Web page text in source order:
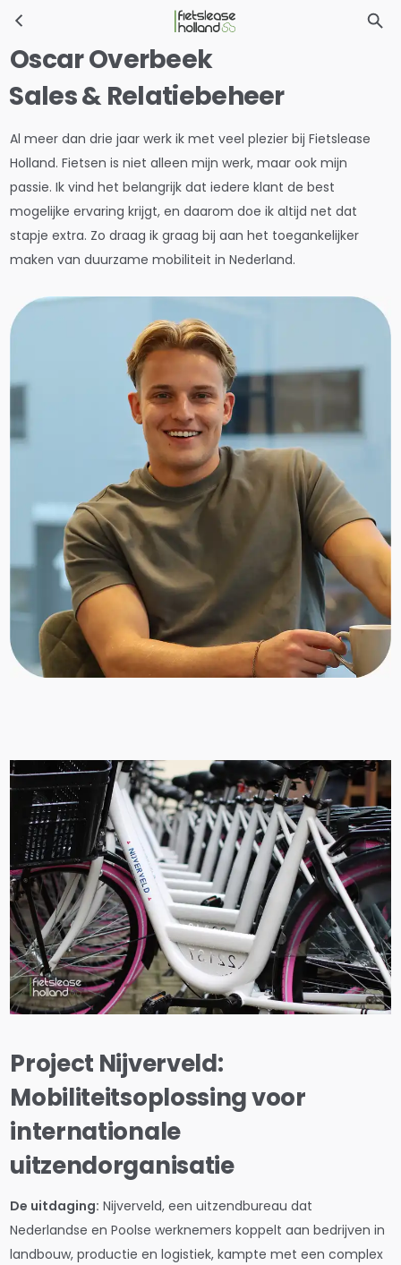
Ga naar hoofdinhoud
Oscar Overbeek
⁠Sales & Relatiebeheer
Al meer dan drie jaar werk ik met veel plezier bij Fietslease
Holland. Fietsen is niet alleen mijn werk, maar ook mijn
passie. Ik vind het belangrijk dat iedere klant de best
mogelijke ervaring krijgt, en daarom doe ik altijd net dat
stapje extra. Zo draag ik graag bij aan het toegankelijker
maken van duurzame mobiliteit in Nederland.
Project Nijverveld:
Mobiliteitsoplossing voor
internationale
uitzendorganisatie
De uitdaging: Nijverveld, een uitzendbureau dat
Nederlandse en Poolse werknemers koppelt aan bedrijven in
landbouw, productie en logistiek, kampte met een complex